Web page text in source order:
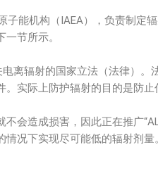
子能机构（IAEA），负责制定
节所示。
离辐射的国家立法（法律）。
实际上防护辐射的目的是防止
会造成损害，因此正在推广
况下实现尽可能低的辐射剂量。